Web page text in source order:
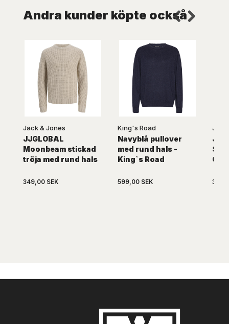
Andra kunder köpte också
Jack & Jones
JJGLOBAL
Moonbeam stickad
tröja med rund hals
349,00 SEK
King's Road
Navyblå pullover
med rund hals -
King`s Road
599,00 SEK
Jack